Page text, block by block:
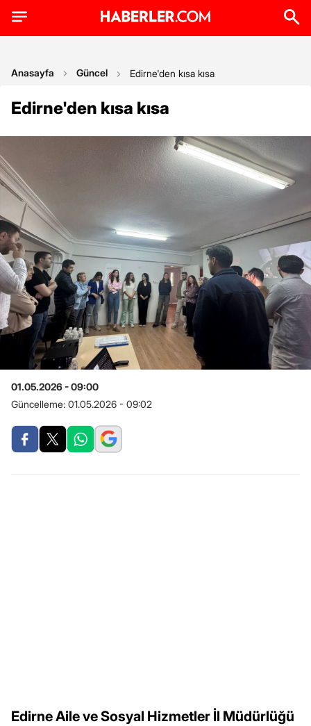
Anasayfa Güncel Edirne'den kısa kısa
Edirne'den kısa kısa
01.05.2026 - 09:00
Güncelleme: 01.05.2026 - 09:02
Edirne Aile ve Sosyal Hizmetler İl Müdürlüğü